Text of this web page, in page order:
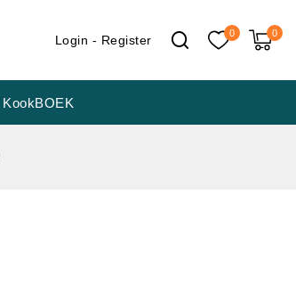
Login - Register 0 0
KookBOEK